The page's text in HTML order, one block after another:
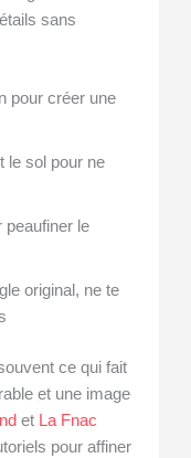
sans
pour créer une
le sol pour ne
peaufiner le
original, ne te
ce qui fait
et une image
et La Fnac
pour affiner